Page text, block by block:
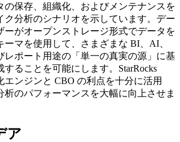
の保存、組織化、およびメンテナンスを
ク分析のシナリオを示しています。デー
ーがオープンストレージ形式でデータを
マを使用して、さまざまな BI、AI、
レポート用途の「単一の真実の源」に基
ることを可能にします。StarRocks
エンジンと CBO の利点を十分に活用
析のパフォーマンスを大幅に向上させま
ア